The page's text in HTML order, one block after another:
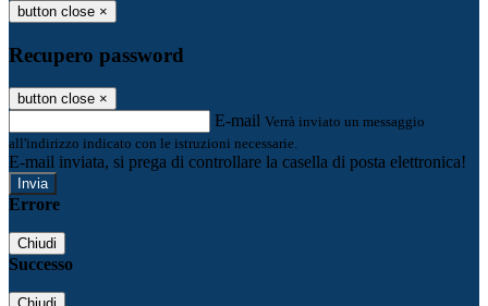
button close ×
Recupero password
button close ×
E-mail Verrà inviato un messaggio
all'indirizzo indicato con le istruzioni necessarie.
E-mail inviata, si prega di controllare la casella di posta elettronica!
Errore
Chiudi
Successo